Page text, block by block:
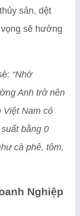
sản, dệt
sẽ hưởng
“Nhờ
Anh trở nên
Việt Nam có
bằng 0
cà phê, tôm,
Nghiệp